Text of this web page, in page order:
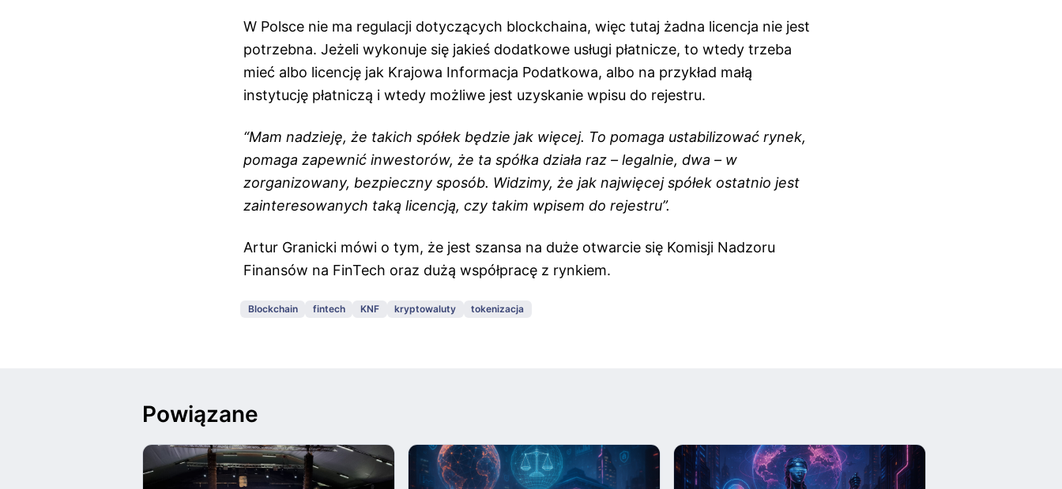
W Polsce nie ma regulacji dotyczących blockchaina, więc tutaj żadna licencja nie jest
potrzebna. Jeżeli wykonuje się jakieś dodatkowe usługi płatnicze, to wtedy trzeba
mieć albo licencję jak Krajowa Informacja Podatkowa, albo na przykład małą
instytucję płatniczą i wtedy możliwe jest uzyskanie wpisu do rejestru.
“Mam nadzieję, że takich spółek będzie jak więcej. To pomaga ustabilizować rynek,
pomaga zapewnić inwestorów, że ta spółka działa raz – legalnie, dwa – w
zorganizowany, bezpieczny sposób. Widzimy, że jak najwięcej spółek ostatnio jest
zainteresowanych taką licencją, czy takim wpisem do rejestru”.
Artur Granicki mówi o tym, że jest szansa na duże otwarcie się Komisji Nadzoru
Finansów na FinTech oraz dużą współpracę z rynkiem.
Blockchain fintech KNF kryptowaluty tokenizacja
Powiązane